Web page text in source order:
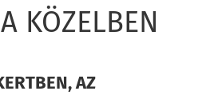
KÖZELBEN
AZ